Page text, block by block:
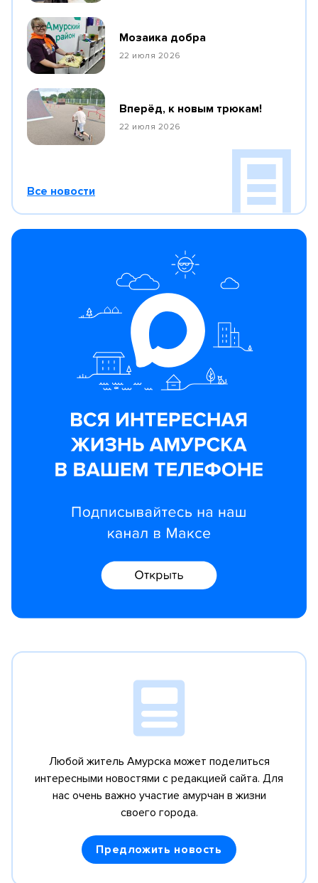
Мозаика добра
22 июля 2026
Вперёд, к новым трюкам!
22 июля 2026
Все новости
Любой житель Амурска может поделиться
интересными новостями с редакцией сайта. Для
нас очень важно участие амурчан в жизни
своего города.
Предложить новость